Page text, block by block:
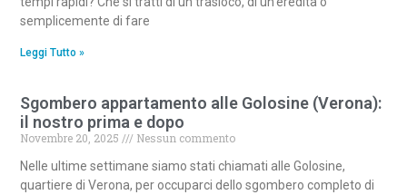
semplicemente di fare
Leggi Tutto »
Sgombero appartamento alle Golosine (Verona):
il nostro prima e dopo
Novembre 20, 2025
Nessun commento
Nelle ultime settimane siamo stati chiamati alle Golosine,
quartiere di Verona, per occuparci dello sgombero completo di